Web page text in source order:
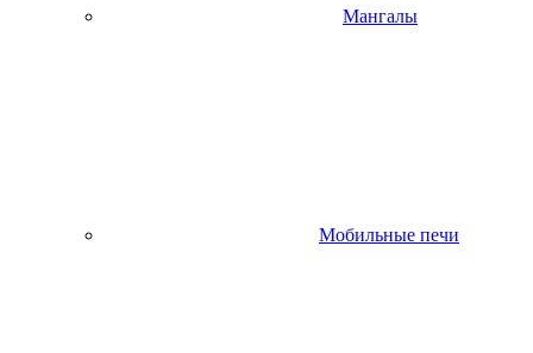
Мангалы
Мобильные печи